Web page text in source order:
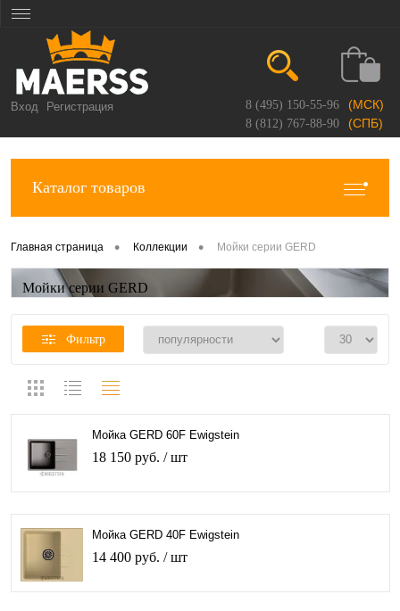
Вход Регистрация 8 (495) 150-55-96 (МСК)
8 (812) 767-88-90 (СПБ)
Каталог товаров
Главная страница • Коллекции • Мойки серии GERD
Мойки серии GERD
Фильтр
Мойка GERD 60F Ewigstein
18 150 руб. / шт
Мойка GERD 40F Ewigstein
14 400 руб. / шт